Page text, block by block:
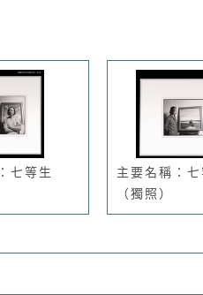
七等生
主要名稱：七
（獨照）